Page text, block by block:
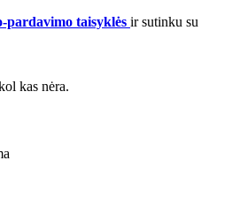
pardavimo taisyklės ir sutinku su
kas nėra.